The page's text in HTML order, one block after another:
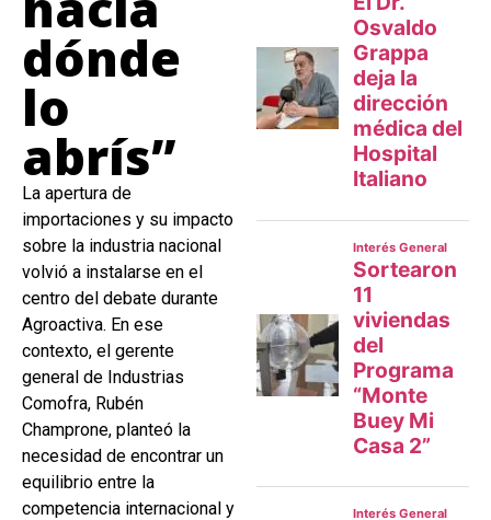
dónde
lo
abrís”
La apertura de
importaciones y su impacto
sobre la industria nacional
volvió a instalarse en el
centro del debate durante
Agroactiva. En ese
contexto, el gerente
general de Industrias
Comofra, Rubén
Champrone, planteó la
necesidad de encontrar un
equilibrio entre la
competencia internacional y